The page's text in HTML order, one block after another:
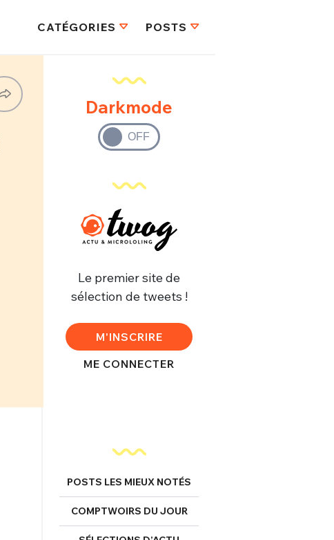
CATÉGORIES POSTS
Darkmode
Le premier site de
sélection de tweets !
M'INSCRIRE
ME CONNECTER
POSTS LES MIEUX NOTÉS
COMPTWOIRS DU JOUR